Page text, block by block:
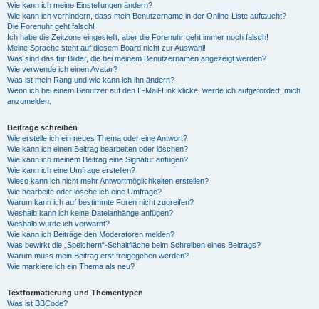
Wie kann ich meine Einstellungen ändern?
Wie kann ich verhindern, dass mein Benutzername in der Online-Liste auftaucht?
Die Forenuhr geht falsch!
Ich habe die Zeitzone eingestellt, aber die Forenuhr geht immer noch falsch!
Meine Sprache steht auf diesem Board nicht zur Auswahl!
Was sind das für Bilder, die bei meinem Benutzernamen angezeigt werden?
Wie verwende ich einen Avatar?
Was ist mein Rang und wie kann ich ihn ändern?
Wenn ich bei einem Benutzer auf den E-Mail-Link klicke, werde ich aufgefordert, mich
anzumelden.
Beiträge schreiben
Wie erstelle ich ein neues Thema oder eine Antwort?
Wie kann ich einen Beitrag bearbeiten oder löschen?
Wie kann ich meinem Beitrag eine Signatur anfügen?
Wie kann ich eine Umfrage erstellen?
Wieso kann ich nicht mehr Antwortmöglichkeiten erstellen?
Wie bearbeite oder lösche ich eine Umfrage?
Warum kann ich auf bestimmte Foren nicht zugreifen?
Weshalb kann ich keine Dateianhänge anfügen?
Weshalb wurde ich verwarnt?
Wie kann ich Beiträge den Moderatoren melden?
Was bewirkt die „Speichern“-Schaltfläche beim Schreiben eines Beitrags?
Warum muss mein Beitrag erst freigegeben werden?
Wie markiere ich ein Thema als neu?
Textformatierung und Thementypen
Was ist BBCode?